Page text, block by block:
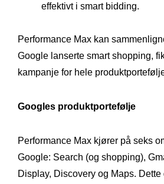
effektivt i smart bidding.
Performance Max kan
Google lanserte smart shopping,
kampanje for hele
Googles produktportefølje
Performance Max kjører på seks
Google: Search (og shopping),
Display, Discovery og Maps.